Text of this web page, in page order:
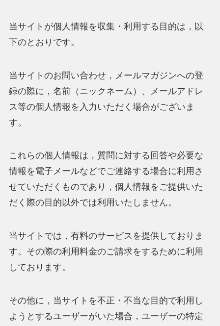
当サイトが個人情報を収集・利用する目的は，以
下のとおりです。
当サイトのお問い合わせ，メールマガジンへの登
録の際に，名前（ニックネーム）、メールアドレ
ス等の個人情報を入力いただく場合がございま
す。
これらの個人情報は，質問に対する回答や必要な
情報を電子メールなどでご連絡する場合に利用さ
せていただくものであり，個人情報をご提供いた
だく際の目的以外では利用いたしません。
当サイトでは，有料のサービスを提供しておりま
す。その際の利用料金のご請求をするために利用
しております。
その他に，当サイトを不正・不当な目的で利用し
ようとするユーザーがいた場合，ユーザーの特定